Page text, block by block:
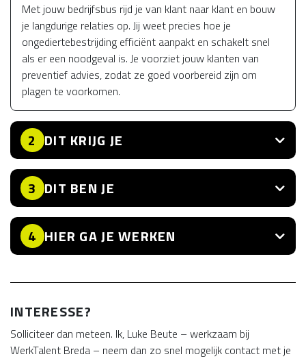
Met jouw bedrijfsbus rijd je van klant naar klant en bouw
je langdurige relaties op. Jij weet precies hoe je
ongediertebestrijding efficiënt aanpakt en schakelt snel
als er een noodgeval is. Je voorziet jouw klanten van
preventief advies, zodat ze goed voorbereid zijn om
plagen te voorkomen.
2 DIT KRIJG JE
3 DIT BEN JE
4 HIER GA JE WERKEN
INTERESSE?
Solliciteer dan meteen. Ik, Luke Beute – werkzaam bij
WerkTalent Breda – neem dan zo snel mogelijk contact met je